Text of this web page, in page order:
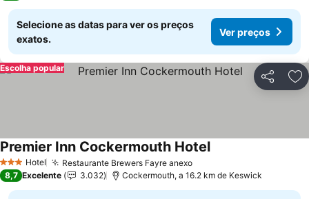
Selecione as datas para ver os preços
exatos.
Ver preços
Partilhar
Escolha popular
3 EstrelasHotel Restaurante Brewers Fayre anexo
Premier Inn Cockermouth Hotel
8,7 Excelente 3.032 Cockermouth, a 16.2 km de Keswick